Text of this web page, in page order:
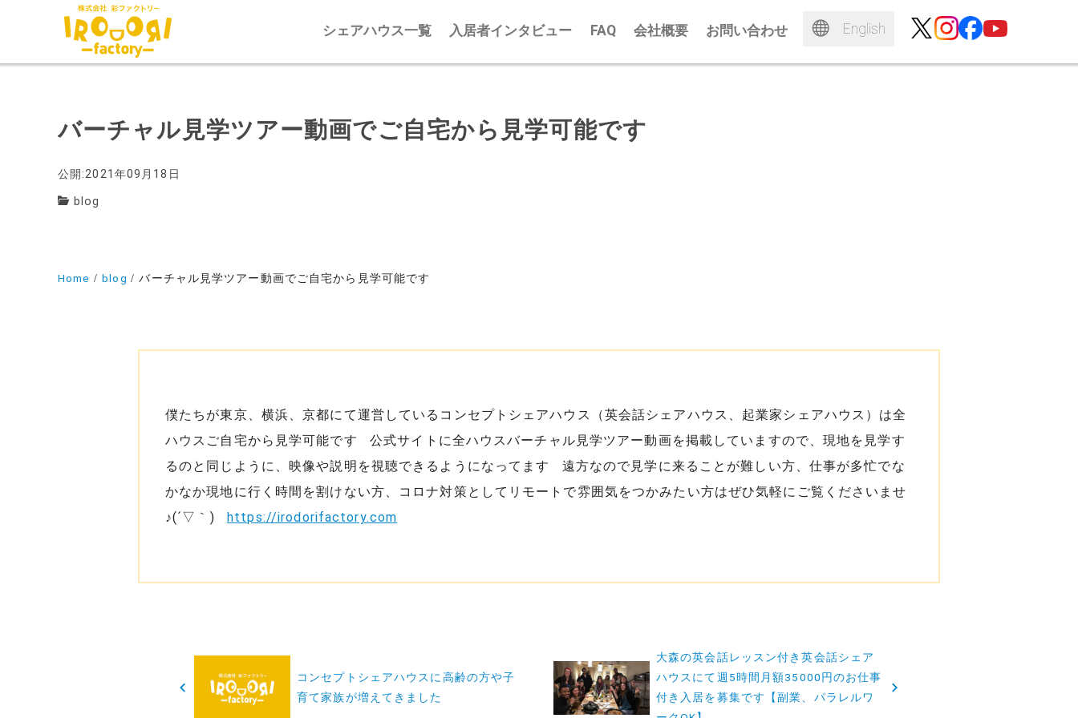
シェアハウス一覧 入居者インタビュー FAQ 会社概要 お問い合わせ English
バーチャル見学ツアー動画でご自宅から見学可能です
公開:2021年09月18日
blog
Home blog バーチャル見学ツアー動画でご自宅から見学可能です
僕たちが東京、横浜、京都にて運営しているコンセプトシェアハウス（英会話シェアハウス、起業家シェアハウス）は全
ハウスご自宅から見学可能です 公式サイトに全ハウスバーチャル見学ツアー動画を掲載していますので、現地を見学す
るのと同じように、映像や説明を視聴できるようになってます 遠方なので見学に来ることが難しい方、仕事が多忙でな
かなか現地に行く時間を割けない方、コロナ対策としてリモートで雰囲気をつかみたい方はぜひ気軽にご覧くださいませ
♪(´▽｀)
https://irodorifactory.com
稿
コンセプトシェアハウスに高齢の方や子
育て家族が増えてきました
大森の英会話レッスン付き英会話シェア
ハウスにて週5時間月額35000円のお仕事
付き入居を募集です【副業、パラレルワ